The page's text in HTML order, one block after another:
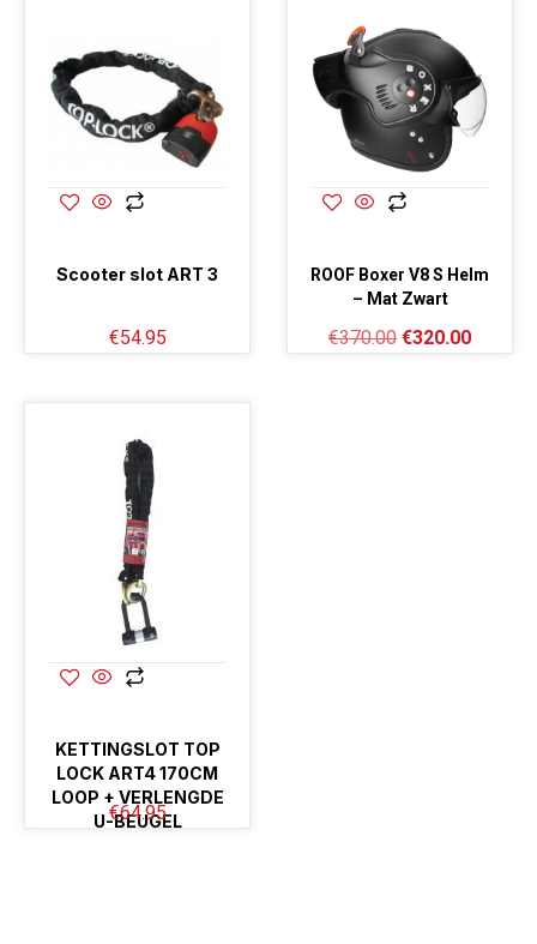
Scooter slot ART 3
€54.95
ROOF Boxer V8 S Helm
– Mat Zwart
€370.00 €320.00
KETTINGSLOT TOP
LOCK ART4 170CM
LOOP + VERLENGDE
U-BEUGEL
€64.95